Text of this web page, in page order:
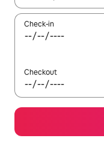
Check-in
Checkout